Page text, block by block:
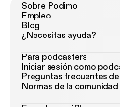
Sobre Podimo
Empleo
Blog
¿Necesitas ayuda?
Para podcasters
Iniciar sesión como
Preguntas frecuentes
Normas de la comunidad